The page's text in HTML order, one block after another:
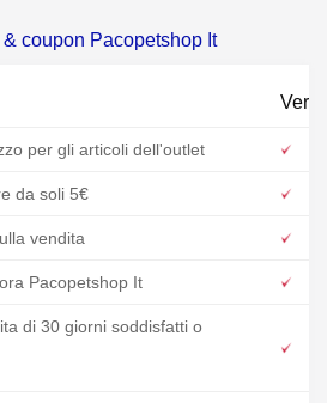
coupon Pacopetshop It
per gli articoli dell'outlet
da soli 5€
vendita
Pacopetshop It
di 30 giorni soddisfatti o